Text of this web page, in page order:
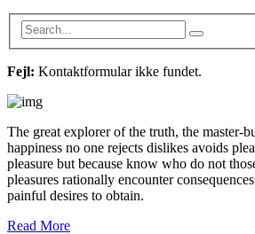
Fejl: Kontaktformular ikke fundet.
The great explorer of the truth, the master-
happiness no one rejects dislikes avoids
pleasure but because know who do not
pleasures rationally encounter
painful desires to obtain.
Read More